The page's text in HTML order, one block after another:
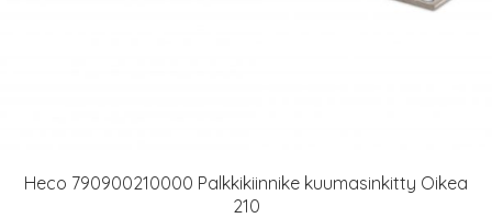
Heco 790900210000 Palkkikiinnike kuumasinkitty Oikea
210